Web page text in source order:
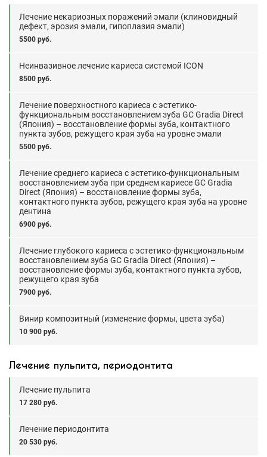
Лечение некариозных поражений эмали (клиновидный
дефект, эрозия эмали, гипоплазия эмали)
5500 руб.
Неинвазивное лечение кариеса системой ICON
8500 руб.
Лечение поверхностного кариеса с эстетико-
функциональным восстановлением зуба GC Gradia Direct
(Япония) – восстановление формы зуба, контактного
пункта зубов, режущего края зуба на уровне эмали
5500 руб.
Лечение среднего кариеса с эстетико-функциональным
восстановлением зуба при среднем кариесе GC Gradia
Direct (Япония) – восстановление формы зуба,
контактного пункта зубов, режущего края зуба на уровне
дентина
6900 руб.
Лечение глубокого кариеса с эстетико-функциональным
восстановлением зуба GC Gradia Direct (Япония) –
восстановление формы зуба, контактного пункта зубов,
режущего края зуба
7900 руб.
Винир композитный (изменение формы, цвета зуба)
10 900 руб.
Лечение пульпита, периодонтита
Лечение пульпита
17 280 руб.
Лечение периодонтита
20 530 руб.